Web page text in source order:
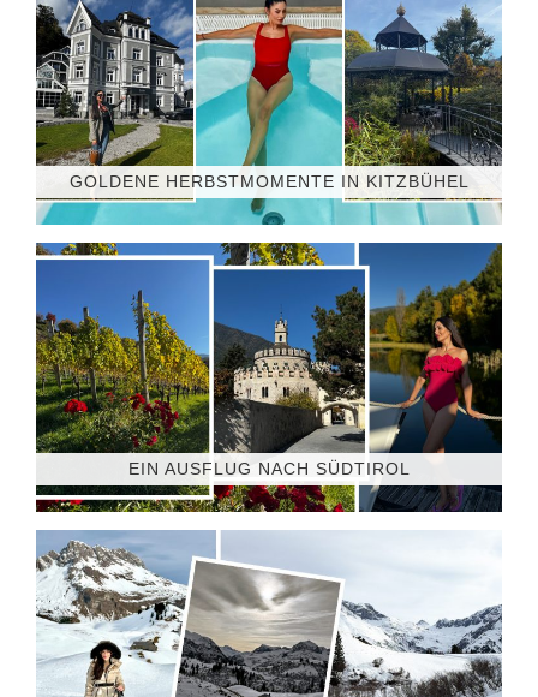
GOLDENE HERBSTMOMENTE IN KITZBÜHEL
EIN AUSFLUG NACH SÜDTIROL